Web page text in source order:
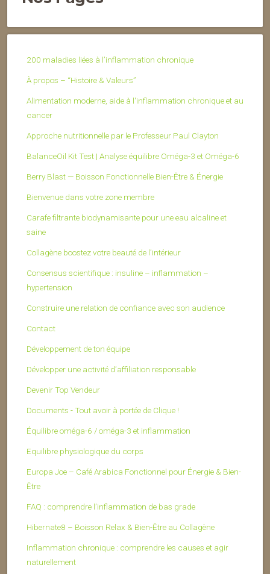
200 maladies liées à l’inflammation chronique
À propos – “Histoire & Valeurs”
Alimentation moderne, aide à l'inflammation chronique et au
cancer
Approche nutritionnelle par le Professeur Paul Clayton
BalanceOil Kit Test | Analyse équilibre Oméga-3 et Oméga-6
Berry Blast — Boisson Fonctionnelle Bien-Être & Énergie
Bienvenue dans votre zone membre
Carafe filtrante biodynamisante pour une eau alcaline et
saine
Collagène boostez votre beauté de l’intérieur
Consensus scientifique : insuline – inflammation –
hypertension
Construire une relation de confiance avec son audience
Contact
Développement de ton équipe
Développer une activité d’affiliation responsable
Devenir Top Vendeur
Documents - Tout avoir à portée de Clique !
Équilibre oméga-6 / oméga-3 et inflammation
Equilibre physiologique du corps
Europa Joe – Café Arabica Fonctionnel pour Énergie & Bien-
Être
FAQ : comprendre l’inflammation de bas grade
Hibernate8 – Boisson Relax & Bien-Être au Collagène
Inflammation chronique : comprendre les causes et agir
naturellement